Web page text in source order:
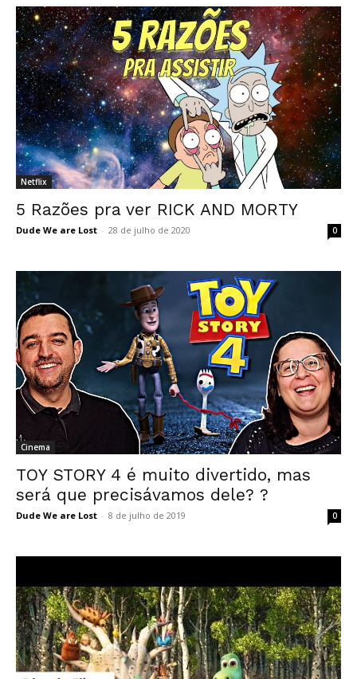
Netflix
5 Razões pra ver RICK AND MORTY
Dude We are Lost - 28 de julho de 2020 0
Cinema
TOY STORY 4 é muito divertido, mas
será que precisávamos dele? ?
Dude We are Lost - 8 de julho de 2019 0